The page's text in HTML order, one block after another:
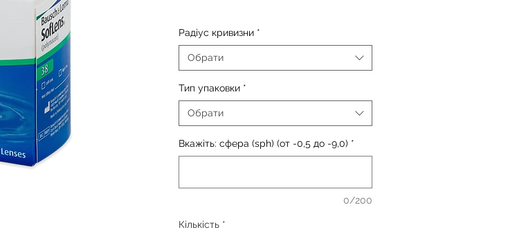
Радіус кривизни *
Обрати
Тип упаковки *
Обрати
Вкажіть: сфера (sph) (от -0,5 до -9,0) *
0/200
Кількість *